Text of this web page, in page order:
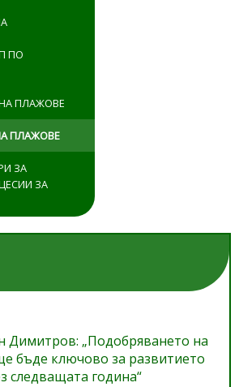
ПО
ПЛАЖОВЕ
ПЛАЖОВЕ
ЗА
ЗА
Димитров: „Подобряването на
бъде ключово за развитието
следващата година“